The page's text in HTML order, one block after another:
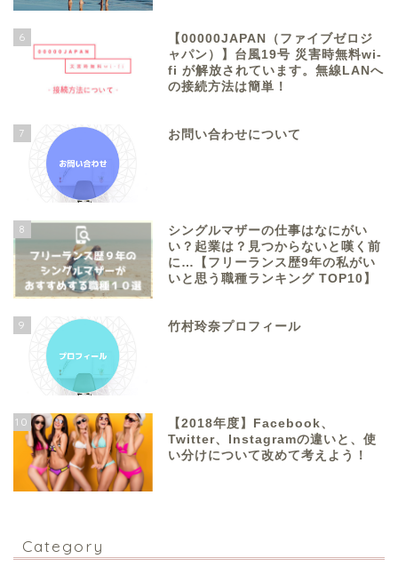
6
【00000JAPAN（ファイブゼロジ
ャパン）】台風19号 災害時無料wi-
fi が解放されています。無線LANへ
の接続方法は簡単！
7 お問い合わせについて
8
シングルマザーの仕事はなにがい
い？起業は？見つからないと嘆く前
に…【フリーランス歴9年の私がい
いと思う職種ランキング TOP10】
9 竹村玲奈プロフィール
10
【2018年度】Facebook、
Twitter、Instagramの違いと、使
い分けについて改めて考えよう！
Category